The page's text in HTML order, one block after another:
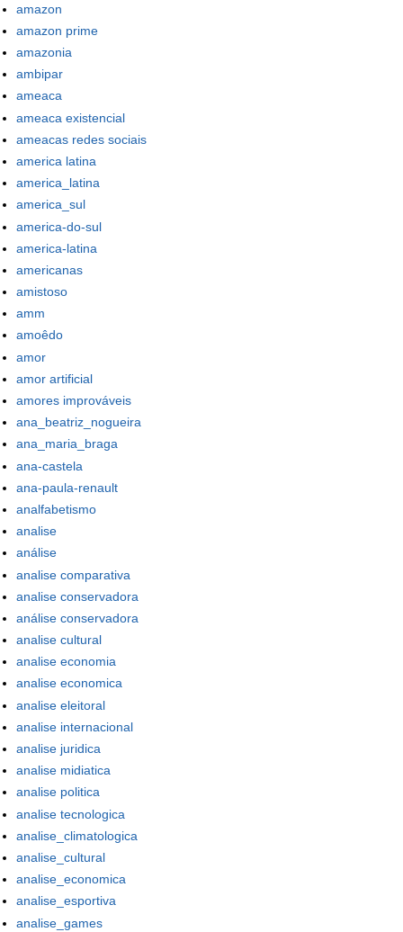
amazon
amazon prime
amazonia
ambipar
ameaca
ameaca existencial
ameacas redes sociais
america latina
america_latina
america_sul
america-do-sul
america-latina
americanas
amistoso
amm
amoêdo
amor
amor artificial
amores improváveis
ana_beatriz_nogueira
ana_maria_braga
ana-castela
ana-paula-renault
analfabetismo
analise
análise
analise comparativa
analise conservadora
análise conservadora
analise cultural
analise economia
analise economica
analise eleitoral
analise internacional
analise juridica
analise midiatica
analise politica
analise tecnologica
analise_climatologica
analise_cultural
analise_economica
analise_esportiva
analise_games